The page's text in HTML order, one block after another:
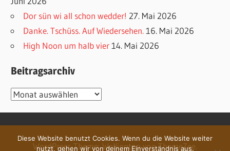
Dor sün wi all schon wedder! 27. Mai 2026
Danke. Tschüss. Auf Wiedersehen. 16. Mai 2026
High Noon um halb vier 14. Mai 2026
Beitragsarchiv
Beitragsarchiv
WordPress-Theme: Wellington von ThemeZee.
Diese Website benutzt Cookies. Wenn du die Website weiter
nutzt, gehen wir von deinem Einverständnis aus.